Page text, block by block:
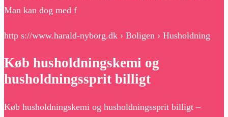
Man kan dog med f
http s://www.harald-nyborg.dk › Boligen › Husholdning
Køb husholdningskemi og
husholdningssprit billigt
Køb husholdningskemi og husholdningssprit billigt –